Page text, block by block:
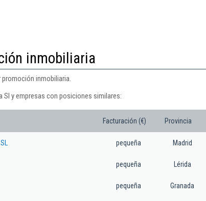
inmobiliaria
inmobiliaria.
y empresas con posiciones similares:
Facturación (€) Provincia
pequeña Madrid
pequeña Lérida
pequeña Granada